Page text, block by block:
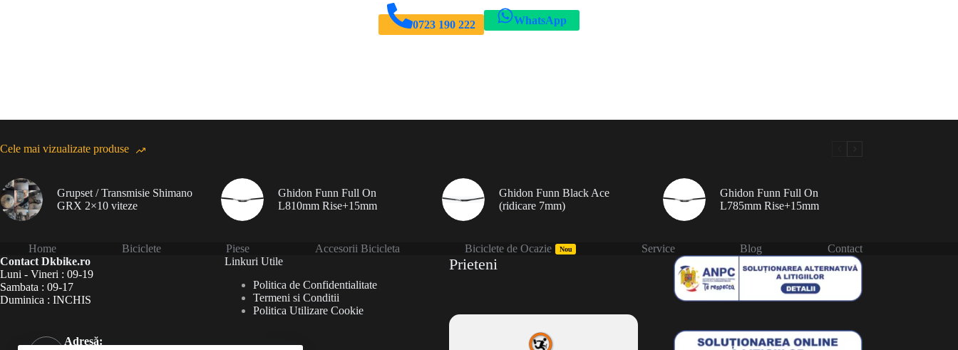
0723 190 222 WhatsApp
Cele mai vizualizate produse
Grupset / Transmisie Shimano
GRX 2×10 viteze
Ghidon Funn Full On
L810mm Rise+15mm
Ghidon Funn Black Ace
(ridicare 7mm)
Ghidon Funn Full On
L785mm Rise+15mm
Home Biciclete Piese Accesorii Bicicleta Biciclete de Ocazie Nou Service Blog
Contact
Contact Dkbike.ro
Luni - Vineri : 09-19
Sambata : 09-17
Duminica : INCHIS
Adresă:
Linkuri Utile
Politica de Confidentialitate
Termeni si Conditii
Politica Utilizare Cookie
Prieteni